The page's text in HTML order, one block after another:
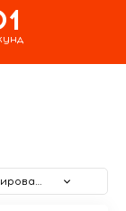
Сортировать